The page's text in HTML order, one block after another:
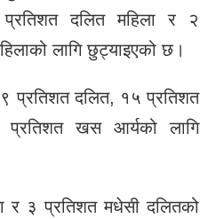
दलित महिला र २
लागि छुट्याइएको छ।
प्रतिशत दलित, १५ प्रतिशत
खस आर्यको लागि
३ प्रतिशत मधेसी दलितको